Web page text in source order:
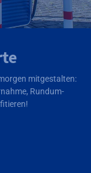
mitgestalten:
Rundum-